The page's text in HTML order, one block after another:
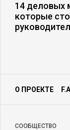
14 деловых
которые
О ПРОЕКТЕ
CООБЩЕСТВО